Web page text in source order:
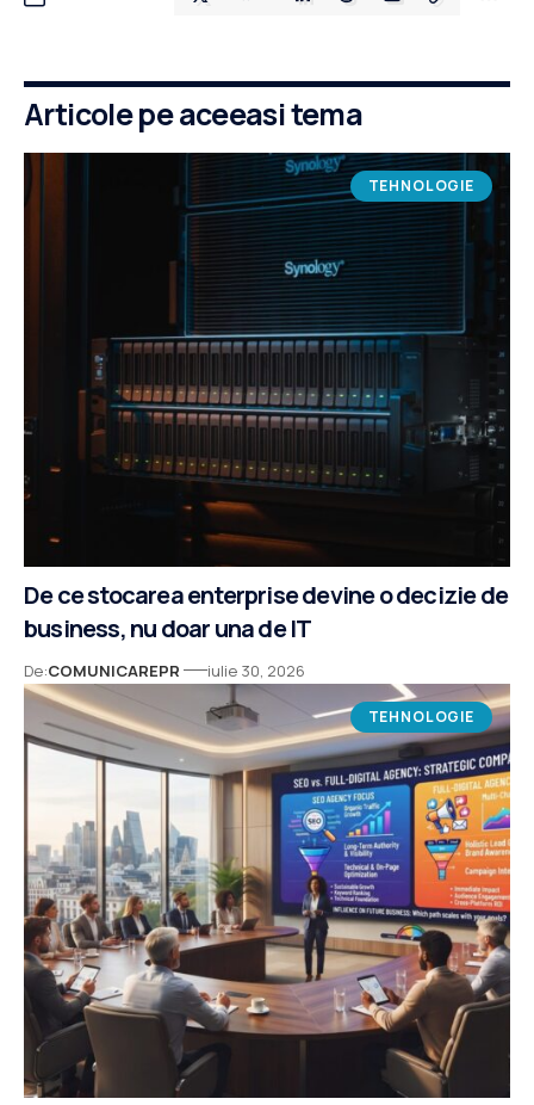
Articole pe aceeasi tema
TEHNOLOGIE
De ce stocarea enterprise devine o decizie de
business, nu doar una de IT
De:COMUNICAREPR iulie 30, 2026
TEHNOLOGIE